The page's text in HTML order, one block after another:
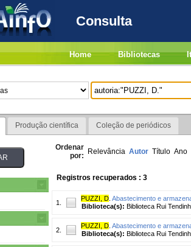
Consulta
Home Bibliotecas
Produção científica Coleção de periódicos
Ordenar
por: Relevância Autor Título Ano
Registros recuperados : 3
1.
PUZZI, D Abastecimento e
Biblioteca(s): Biblioteca Rui
2.
PUZZI, D Abastecimento e
Biblioteca(s): Biblioteca Rui